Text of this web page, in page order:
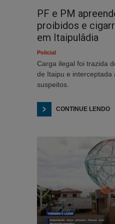
PF e PM
proibidos e
em Itaipulâdia
Policial
Carga ilegal foi trazida
de Itaipu e interceptada
suspeitos.
CONTINUE LENDO